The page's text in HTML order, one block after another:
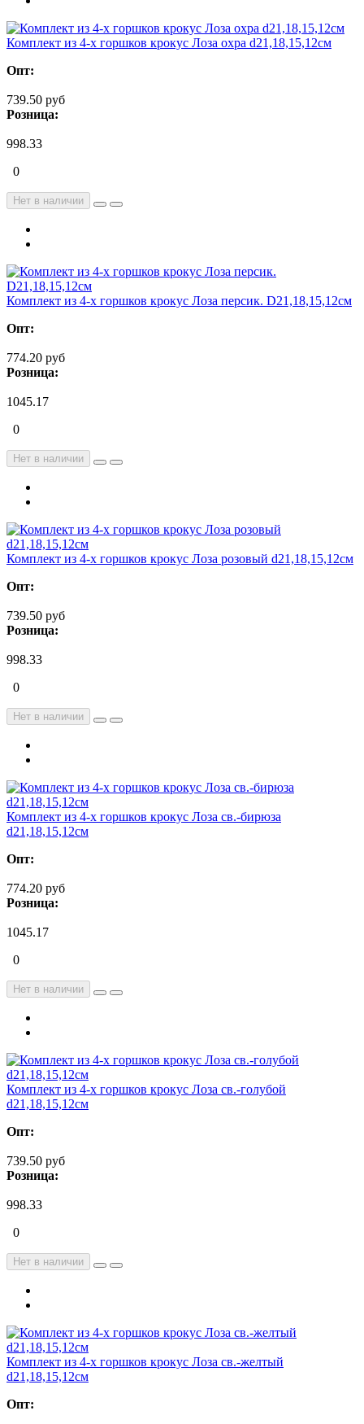
Комплект из 4-х горшков крокус Лоза охра d21,18,15,12см
Опт:
739.50 руб
Розница:
998.33
0
Нет в наличии
Комплект из 4-х горшков крокус Лоза персик. D21,18,15,12см
Опт:
774.20 руб
Розница:
1045.17
0
Нет в наличии
Комплект из 4-х горшков крокус Лоза розовый d21,18,15,12см
Опт:
739.50 руб
Розница:
998.33
0
Нет в наличии
Комплект из 4-х горшков крокус Лоза св.-бирюза
d21,18,15,12см
Опт:
774.20 руб
Розница:
1045.17
0
Нет в наличии
Комплект из 4-х горшков крокус Лоза св.-голубой
d21,18,15,12см
Опт:
739.50 руб
Розница:
998.33
0
Нет в наличии
Комплект из 4-х горшков крокус Лоза св.-желтый
d21,18,15,12см
Опт: